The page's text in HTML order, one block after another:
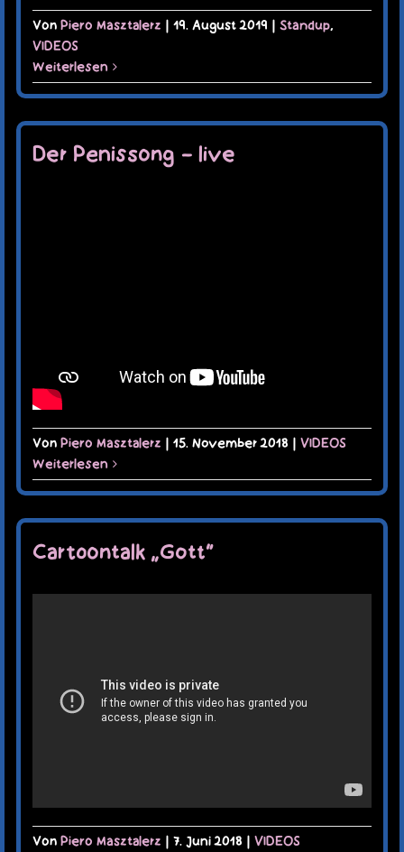
Von Piero Masztalerz | 19. August 2019 | Standup,
VIDEOS
Weiterlesen
Der Penissong – live
Von Piero Masztalerz | 15. November 2018 | VIDEOS
Weiterlesen
Cartoontalk „Gott“
Von Piero Masztalerz | 7. Juni 2018 | VIDEOS